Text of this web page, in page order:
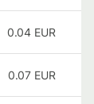
0.04 EUR
0.07 EUR